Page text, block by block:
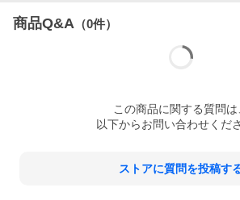
商品Q&A （0件）
この商品に関する質問は
以下からお問い合わせくだ
ストアに質問を投稿す